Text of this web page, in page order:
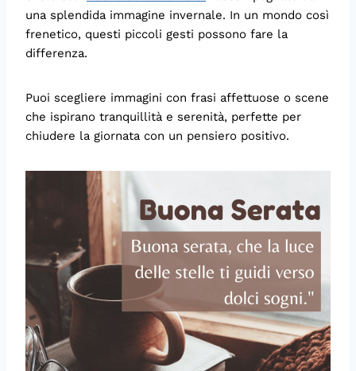
una splendida immagine invernale. In un mondo così
frenetico, questi piccoli gesti possono fare la
differenza.
Puoi scegliere immagini con frasi affettuose o scene
che ispirano tranquillità e serenità, perfette per
chiudere la giornata con un pensiero positivo.